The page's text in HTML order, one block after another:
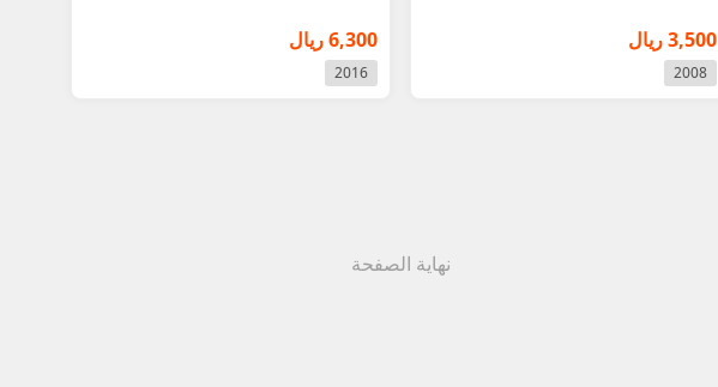
3,500 ريال
2008
6,300 ريال
2016
نهاية الصفحة